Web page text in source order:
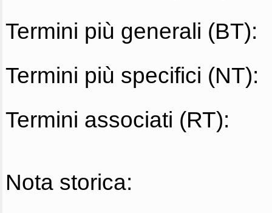
Termini più generali (BT):
Termini più specifici (NT):
Termini associati (RT):
Nota storica: